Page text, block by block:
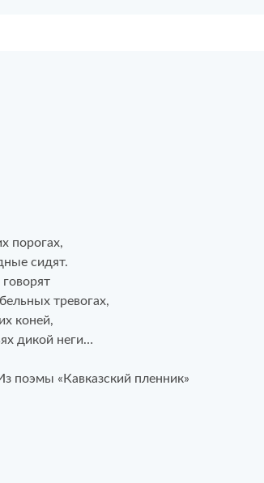
порогах,
сидят.
тревогах,
коней,
дикой неги…
поэмы «Кавказский пленник»